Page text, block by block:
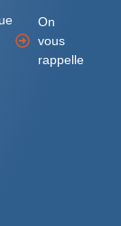
On
vous
rappelle